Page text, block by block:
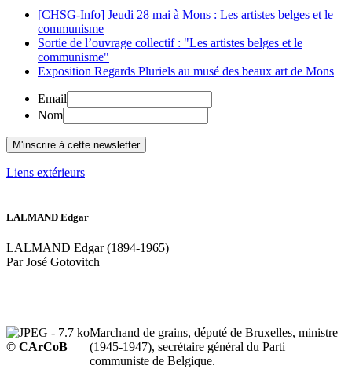
[CHSG-Info] Jeudi 28 mai à Mons : Les artistes belges et le
communisme
Sortie de l’ouvrage collectif : "Les artistes belges et le
communisme"
Exposition Regards Pluriels au musé des beaux art de Mons
Email
Nom
Liens extérieurs
LALMAND Edgar
LALMAND Edgar (1894-1965)
Par José Gotovitch
© CArCoB
Marchand de grains, député de Bruxelles, ministre
(1945-1947), secrétaire général du Parti
communiste de Belgique.